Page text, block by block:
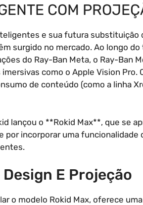
COM
e sua futura substituição
surgido no mercado. Ao longo
do Ray-Ban Meta, o Ray-Ban
como o Apple Vision Pro.
de conteúdo (como a linha
lançou o **Rokid Max**, que se
incorporar uma funcionalidade
E Projeção
o modelo Rokid Max, oferece